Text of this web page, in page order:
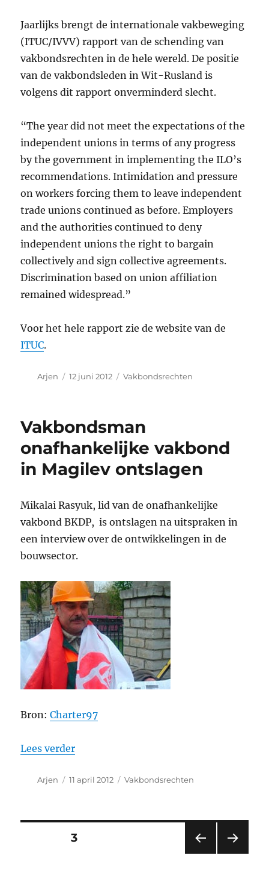
Jaarlijks brengt de internationale vakbeweging
(ITUC/IVVV) rapport van de schending van
vakbondsrechten in de hele wereld. De positie
van de vakbondsleden in Wit-Rusland is
volgens dit rapport onverminderd slecht.
“The year did not meet the expectations of the
independent unions in terms of any progress
by the government in implementing the ILO’s
recommendations. Intimidation and pressure
on workers forcing them to leave independent
trade unions continued as before. Employers
and the authorities continued to deny
independent unions the right to bargain
collectively and sign collective agreements.
Discrimination based on union affiliation
remained widespread.”
Voor het hele rapport zie de website van de
ITUC.
Auteur
Arjen
Geplaatst
12 juni 2012 Categorieën
Vakbondsrechten
Vakbondsman
onafhankelijke vakbond
in Magilev ontslagen
Mikalai Rasyuk, lid van de onafhankelijke
vakbond BKDP, is ontslagen na uitspraken in
een interview over de ontwikkelingen in de
bouwsector.
Bron:Charter97
Lees verder“Vakbondsman onafhankelijke
Auteur
Arjen
Geplaatst
11 april 2012 Categorieën
Vakbondsrechten
Berichten
PAGINA3